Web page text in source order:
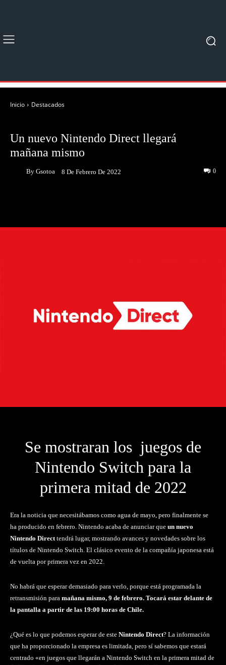
Inicio Destacados
Un nuevo Nintendo Direct llegará
mañana mismo
By Gsotoa 8 De Febrero De 2022 0
Se mostraran los juegos de
Nintendo Switch para la
primera mitad de 2022
Era la noticia que necesitábamos como agua de mayo, pero finalmente se
ha producido en febrero. Nintendo acaba de anunciar que un nuevo
Nintendo Directtendrá lugar, mostrando avances y novedades sobre los
títulos de Nintendo Switch. El clásico evento de la compañía japonesa está
de vuelta por primera vez en 2022.
No habrá que esperar demasiado para verlo, porque está programada la
retransmisión para mañana mismo, 9 de febrero. Tocará estar delante de
la pantalla a partir de las 19:00 horas de Chile.
¿Qué es lo que podemos esperar de este Nintendo Direct? La información
que ha proporcionado la empresa es limitada, pero sí sabemos que estará
centrado «en juegos que llegarán a Nintendo Switch en la primera mitad de